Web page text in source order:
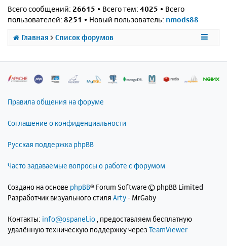
Всего сообщений: 26615 • Всего тем: 4025 • Всего
пользователей: 8251 • Новый пользователь: nmods88
Главная Список форумов
Правила общения на форуме
Соглашение о конфиденциальности
Русская поддержка phpBB
Часто задаваемые вопросы о работе с форумом
Создано на основе phpBB® Forum Software © phpBB Limited
Разработчик визуального стиля Arty- MrGaby
Контакты: info@ospanel.io , предоставляем бесплатную
удалённую техническую поддержку через TeamViewer